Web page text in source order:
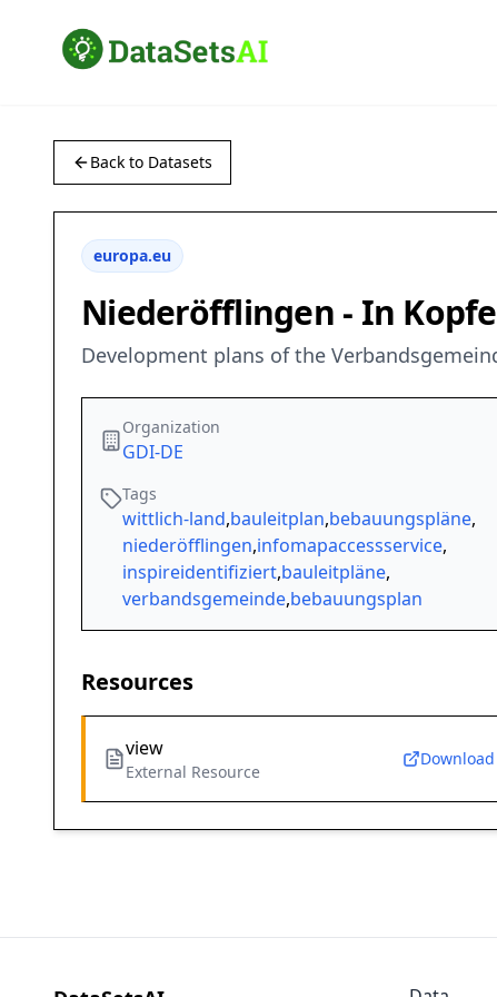
Back to Datasets
europa.eu
Niederöfflingen - In
Development plans of the
Organization
GDI-DE
Tags
wittlich-land,bauleitplan,bebauungspläne,
niederöfflingen,infomapaccessservice,
inspireidentifiziert,bauleitpläne,
verbandsgemeinde,bebauungsplan
Resources
view
External Resource
Download